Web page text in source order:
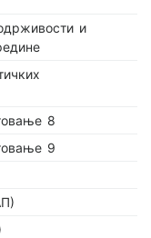
и
8
9